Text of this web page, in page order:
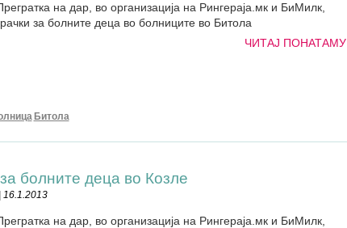
на дар, во организација на Рингераја.мк и БиМилк,
за болните деца во болниците во Битола
ЧИТАЈ ПОНАТАМУ
Битола
болните деца во Козле
на дар, во организација на Рингераја.мк и БиМилк,